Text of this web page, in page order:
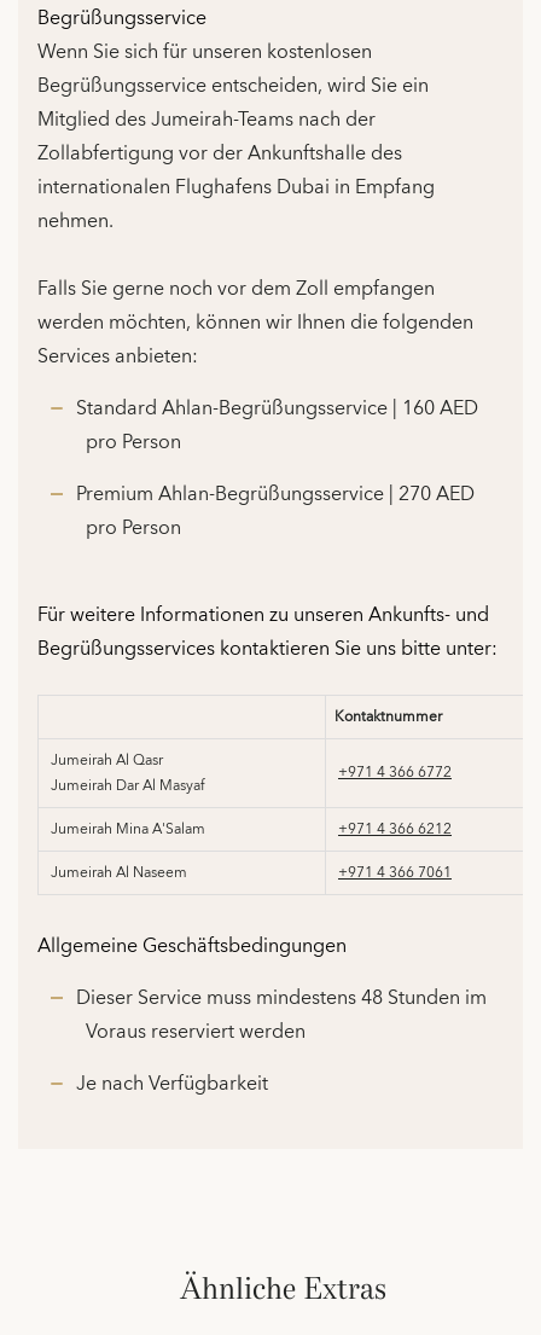
Ähnliche Extras
Begrüßungsservice
Wenn Sie sich für unseren kostenlosen
Begrüßungsservice entscheiden, wird Sie ein
Mitglied des Jumeirah-Teams nach der
Zollabfertigung vor der Ankunftshalle des
internationalen Flughafens Dubai in Empfang
nehmen.
Falls Sie gerne noch vor dem Zoll empfangen
werden möchten, können wir Ihnen die folgenden
Services anbieten:
Standard Ahlan-Begrüßungsservice | 160 AED
pro Person
Premium Ahlan-Begrüßungsservice | 270 AED
pro Person
Für weitere Informationen zu unseren Ankunfts- und
Begrüßungsservices kontaktieren Sie uns bitte unter:
Kontaktnummer
Jumeirah Al Qasr
Jumeirah Dar Al Masyaf
+971 4 366 6772
Jumeirah Mina A'Salam
+971 4 366 6212
Jumeirah Al Naseem
+971 4 366 7061
Allgemeine Geschäftsbedingungen
Dieser Service muss mindestens 48 Stunden im
Voraus reserviert werden
Je nach Verfügbarkeit